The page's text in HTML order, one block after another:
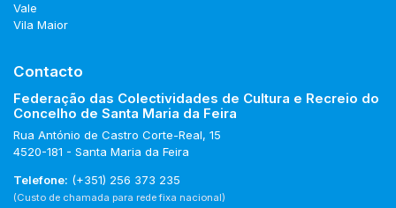
Vale
Vila Maior
Contacto
Federação das Colectividades de Cultura e Recreio do
Concelho de Santa Maria da Feira
Rua António de Castro Corte-Real, 15
4520-181 - Santa Maria da Feira
Telefone: (+351) 256 373 235
(Custo de chamada para rede fixa nacional)